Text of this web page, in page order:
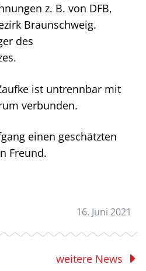
z. B. von DFB,
Braunschweig.
des
ist untrennbar mit
verbunden.
einen geschätzten
Freund.
16. Juni 2021
weitere News